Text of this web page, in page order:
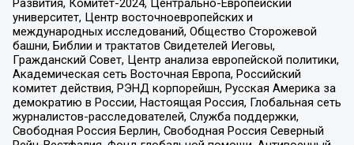
Развития, Комитет-2024, Центрально-Европейский
университет, Центр восточноевропейских и
международных исследований, Общество Сторожевой
башни, Библии и трактатов Свидетелей Иеговы,
Гражданский Совет, Центр анализа европейской политики,
Академическая сеть Восточная Европа, Российский
комитет действия, РЭНД корпорейшн, Русская Америка за
демократию в России, Настоящая Россия, Глобальная сеть
журналистов-расследователей, Служба поддержки,
Свободная Россия Берлин, Свободная Россия Северный